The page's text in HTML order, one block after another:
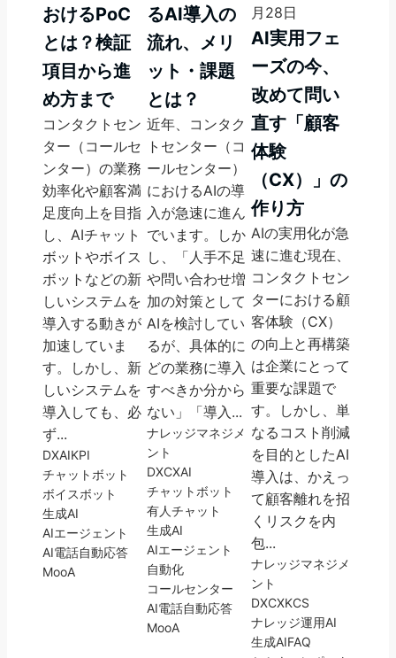
おけるPoC
とは？検証
項目から進
め方まで
コンタクトセン
ター（コールセ
ンター）の業務
効率化や顧客満
足度向上を目指
し、AIチャット
ボットやボイス
ボットなどの新
しいシステムを
導入する動きが
加速していま
す。しかし、新
しいシステムを
導入しても、必
ず...
DXAIKPI
チャットボット
ボイスボット
生成AI
AIエージェント
AI電話自動応答
MooA
るAI導入の
流れ、メリ
ット・課題
とは？
近年、コンタク
トセンター（コ
ールセンター）
におけるAIの導
入が急速に進ん
でいます。しか
し、「人手不足
や問い合わせ増
加の対策として
AIを検討してい
るが、具体的に
どの業務に導入
すべきか分から
ない」「導入...
ナレッジマネジメ
ント
DXCXAI
チャットボット
有人チャット
生成AI
AIエージェント
自動化
コールセンター
AI電話自動応答
MooA
月28日
AI実用フェ
ーズの今、
改めて問い
直す「顧客
体験
（CX）」の
作り方
AIの実用化が急
速に進む現在、
コンタクトセン
ターにおける顧
客体験（CX）
の向上と再構築
は企業にとって
重要な課題で
す。しかし、単
なるコスト削減
を目的としたAI
導入は、かえっ
て顧客離れを招
くリスクを内
包...
ナレッジマネジメ
ント
DXCXKCS
ナレッジ運用AI
生成AIFAQ